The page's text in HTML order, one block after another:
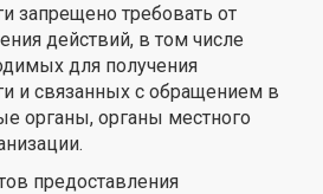
запрещено требовать от
действий, в том числе
для получения
и связанных с обращением в
органы, органы местного
предоставления